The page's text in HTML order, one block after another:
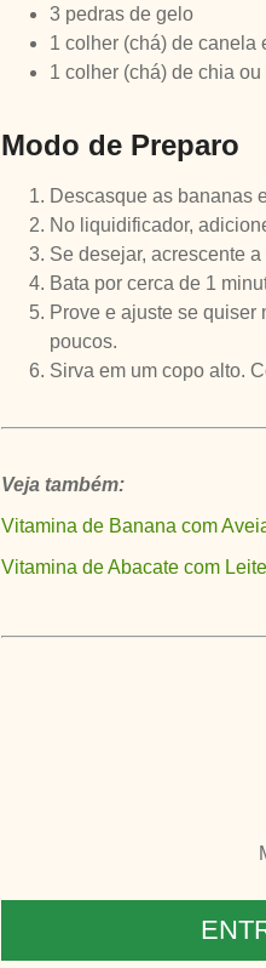
3 pedras de gelo
1 colher (chá) de canela
1 colher (chá) de chia
Modo de Preparo
Descasque as bananas
No liquidificador,
Se desejar, acrescente
Bata por cerca de 1
Prove e ajuste se
poucos.
Sirva em um copo alto.
Veja também:
Vitamina de Banana com
Vitamina de Abacate com